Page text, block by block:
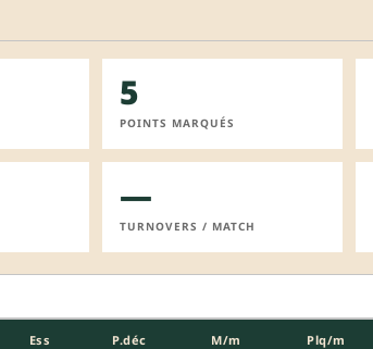
5
POINTS MARQUÉS
—
TURNOVERS / MATCH
Ess P.déc M/m Plq/m